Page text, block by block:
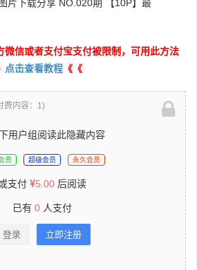
微信或者支付宝支付被限制，可用此方法
点击查看教程 《《
费内容：1)
用户组阅读此隐藏内容
员 超级会员 永久会员
支付 5.00 后阅读
已有 0 人支付
登录 立即注册